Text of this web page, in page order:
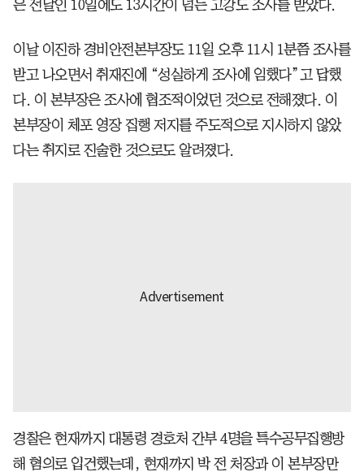
은 전날인 10일에도 13시간이 넘는 고강도 조사를 받았다.
이날 이진하 경비안전본부장도 11일 오후 11시 1분쯤 조사를
받고 나오면서 취재진에 “성실하게 조사에 임했다”고 답했
다. 이 본부장은 조사에 협조적이었던 것으로 전해졌다. 이
본부장이 체포 영장 집행 저지를 주도적으로 지시하지 않았
다는 취지로 진술한 것으로도 알려졌다.
경찰은 현재까지 대통령 경호처 간부 4명을 특수공무집행방
해 혐의로 입건했는데, 현재까지 박 전 처장과 이 본부장만